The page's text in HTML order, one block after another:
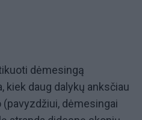
dėmesingą
daug dalykų anksčiau
dėmesingai